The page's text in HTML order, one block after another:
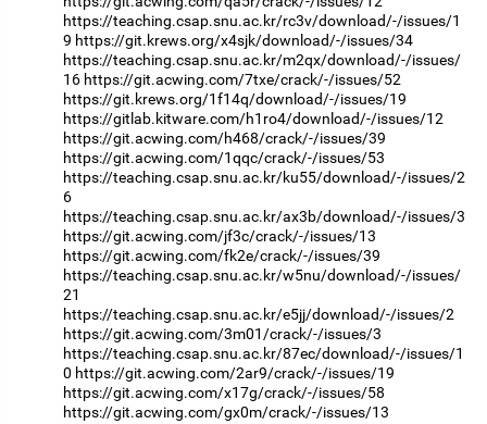
https://teaching.csap.snu.ac.kr/rc3v/download/-/issues/1
9 https://git.krews.org/x4sjk/download/-/issues/34
https://teaching.csap.snu.ac.kr/m2qx/download/-/issues/
16 https://git.acwing.com/7txe/crack/-/issues/52
https://git.krews.org/1f14q/download/-/issues/19
https://gitlab.kitware.com/h1ro4/download/-/issues/12
https://git.acwing.com/h468/crack/-/issues/39
https://git.acwing.com/1qqc/crack/-/issues/53
https://teaching.csap.snu.ac.kr/ku55/download/-/issues/2
6
https://teaching.csap.snu.ac.kr/ax3b/download/-/issues/3
https://git.acwing.com/jf3c/crack/-/issues/13
https://git.acwing.com/fk2e/crack/-/issues/39
https://teaching.csap.snu.ac.kr/w5nu/download/-/issues/
21
https://teaching.csap.snu.ac.kr/e5jj/download/-/issues/2
https://git.acwing.com/3m01/crack/-/issues/3
https://teaching.csap.snu.ac.kr/87ec/download/-/issues/1
0 https://git.acwing.com/2ar9/crack/-/issues/19
https://git.acwing.com/x17g/crack/-/issues/58
https://git.acwing.com/gx0m/crack/-/issues/13